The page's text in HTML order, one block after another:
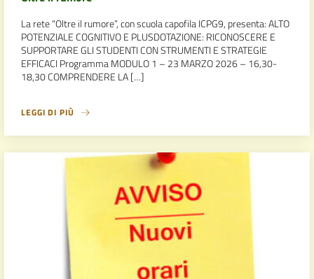
La rete “Oltre il rumore”, con scuola capofila ICPG9, presenta: ALTO
POTENZIALE COGNITIVO E PLUSDOTAZIONE: RICONOSCERE E
SUPPORTARE GLI STUDENTI CON STRUMENTI E STRATEGIE
EFFICACI Programma MODULO 1 – 23 MARZO 2026 – 16,30-
18,30 COMPRENDERE LA […]
LEGGI DI PIÙ